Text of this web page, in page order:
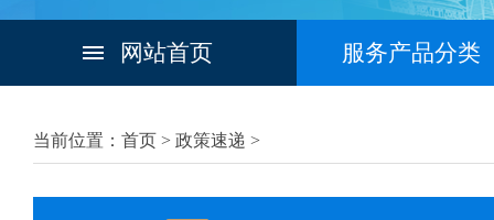
网站首页 服务产品分类
当前位置：首页 > 政策速递 >